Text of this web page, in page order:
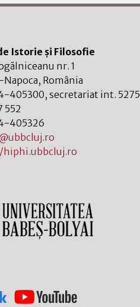
Istorie și Filosofie
nr. 1
Napoca, România
405300, secretariat int. 5275
552
405326